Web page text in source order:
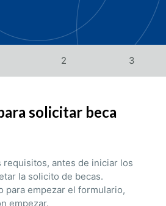
2 3
solicitar beca
requisitos, antes de iniciar los
la solicito de becas.
para empezar el formulario,
empezar.